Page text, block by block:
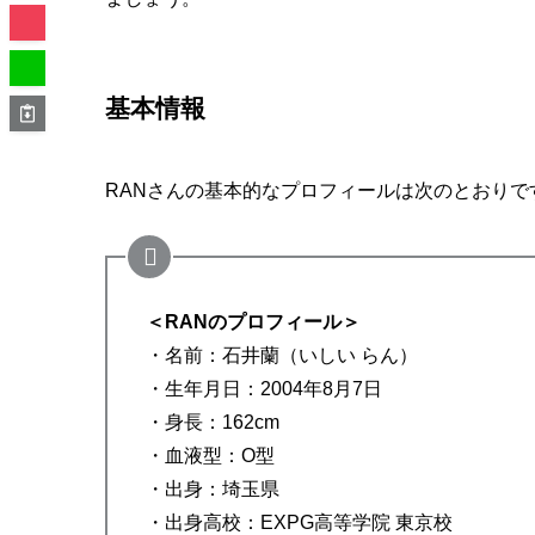
基本情報
RANさんの基本的なプロフィールは次のとおりで
＜RANのプロフィール＞
・名前：石井蘭（いしい らん）
・生年月日：2004年8月7日
・身長：162cm
・血液型：O型
・出身：埼玉県
・出身高校：EXPG高等学院 東京校